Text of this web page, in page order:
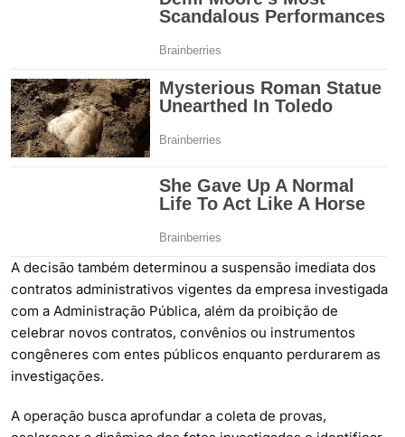
A decisão também determinou a suspensão imediata dos
contratos administrativos vigentes da empresa investigada
com a Administração Pública, além da proibição de
celebrar novos contratos, convênios ou instrumentos
congêneres com entes públicos enquanto perdurarem as
investigações.
A operação busca aprofundar a coleta de provas,